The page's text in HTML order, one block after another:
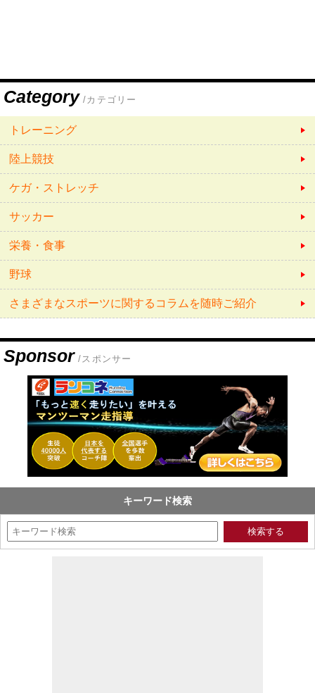
Category /カテゴリー
トレーニング
陸上競技
ケガ・ストレッチ
サッカー
栄養・食事
野球
さまざまなスポーツに関するコラムを随時ご紹介
Sponsor /スポンサー
キーワード検索